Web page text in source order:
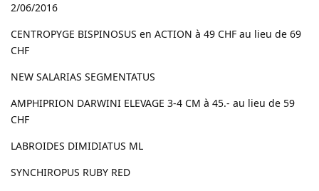
2/06/2016
CENTROPYGE BISPINOSUS en ACTION à 49 CHF au lieu de 69
CHF
NEW SALARIAS SEGMENTATUS
AMPHIPRION DARWINI ELEVAGE 3-4 CM à 45.- au lieu de 59
CHF
LABROIDES DIMIDIATUS ML
SYNCHIROPUS RUBY RED